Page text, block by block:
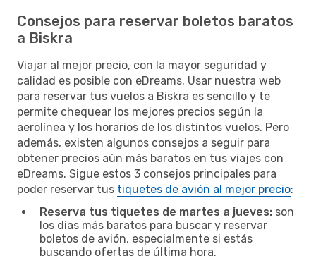
Consejos para reservar boletos baratos
a Biskra
Viajar al mejor precio, con la mayor seguridad y
calidad es posible con eDreams. Usar nuestra web
para reservar tus vuelos a Biskra es sencillo y te
permite chequear los mejores precios según la
aerolínea y los horarios de los distintos vuelos. Pero
además, existen algunos consejos a seguir para
obtener precios aún más baratos en tus viajes con
eDreams. Sigue estos 3 consejos principales para
poder reservar tus tiquetes de avión al mejor precio:
Reserva tus tiquetes de martes a jueves: son
los días más baratos para buscar y reservar
boletos de avión, especialmente si estás
buscando ofertas de última hora.